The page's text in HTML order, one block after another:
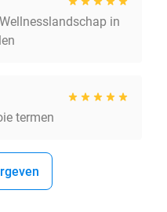
in
termen